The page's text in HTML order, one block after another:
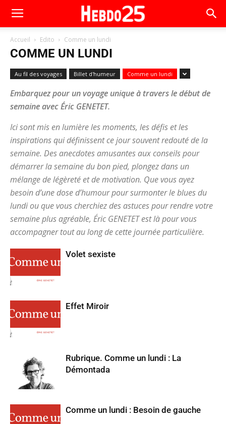
Accueil Edito Comme un lundi
COMME UN LUNDI
Au fil des voyages Billet d'humeur Comme un lundi
Embarquez pour un voyage unique à travers le début de
semaine avec Éric GENETET.
Ici sont mis en lumière les moments, les défis et les
inspirations qui définissent ce jour souvent redouté de la
semaine. Des anecdotes amusantes aux conseils pour
démarrer la semaine du bon pied, plongez dans un
mélange de légèreté et de motivation. Que vous ayez
besoin d’une dose d’humour pour surmonter le blues du
lundi ou que vous cherchiez des astuces pour rendre votre
semaine plus agréable, Éric GENETET est là pour vous
accompagner tout au long de cette journée particulière.
Volet sexiste
Effet Miroir
Rubrique. Comme un lundi : La
Démontada
Comme un lundi : Besoin de gauche